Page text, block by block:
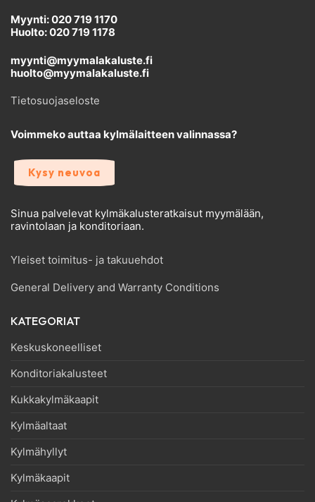
Myynti: 020 719 1170
Huolto: 020 719 1178
myynti@myymalakaluste.fi
huolto@myymalakaluste.fi
Tietosuojaseloste
Voimmeko auttaa kylmälaitteen valinnassa?
Kysy neuvoa
Sinua palvelevat kylmäkalusteratkaisut myymälään,
ravintolaan ja konditoriaan.
Yleiset toimitus- ja takuuehdot
General Delivery and Warranty Conditions
KATEGORIAT
Keskuskoneelliset
Konditoriakalusteet
Kukkakylmäkaapit
Kylmäaltaat
Kylmähyllyt
Kylmäkaapit